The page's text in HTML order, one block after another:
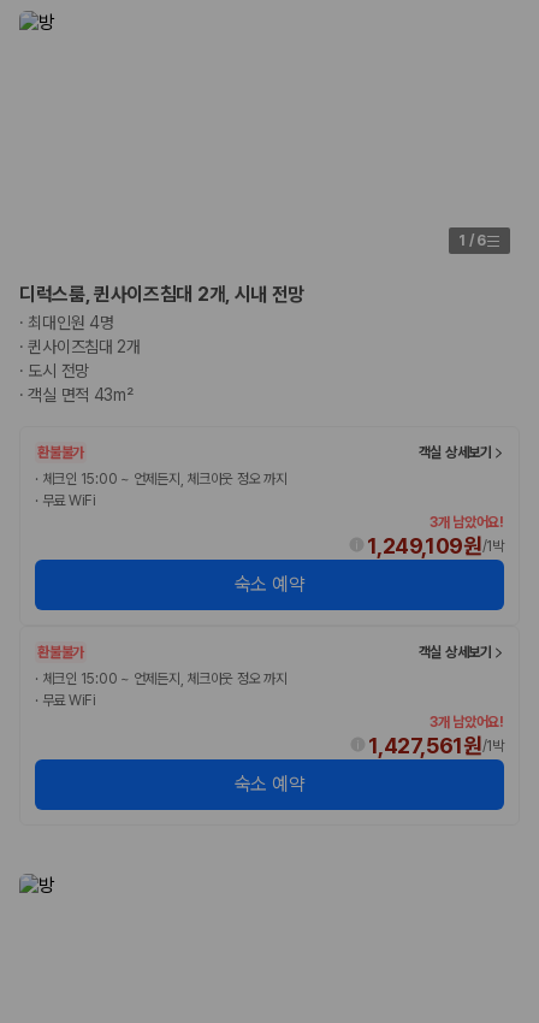
1 / 6
디럭스룸, 퀸사이즈침대 2개, 시내 전망
· 최대인원 4명
·퀸사이즈침대 2개
· 도시 전망
·객실 면적 43m²
환불불가
객실 상세보기
· 체크인 15:00 ~ 언제든지, 체크아웃 정오 까지
· 무료 WiFi
3개 남았어요!
1,249,109원/1박
숙소 예약
환불불가
객실 상세보기
· 체크인 15:00 ~ 언제든지, 체크아웃 정오 까지
· 무료 WiFi
3개 남았어요!
1,427,561원/1박
숙소 예약